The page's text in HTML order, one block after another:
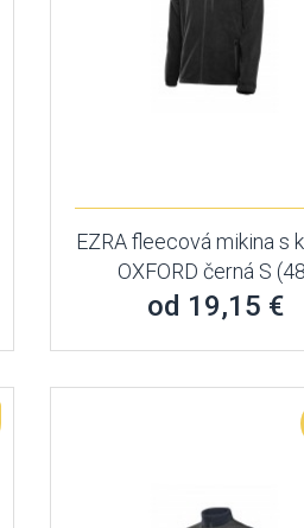
EZRA fleecová mikina s
OXFORD černá S
od 19,15 €